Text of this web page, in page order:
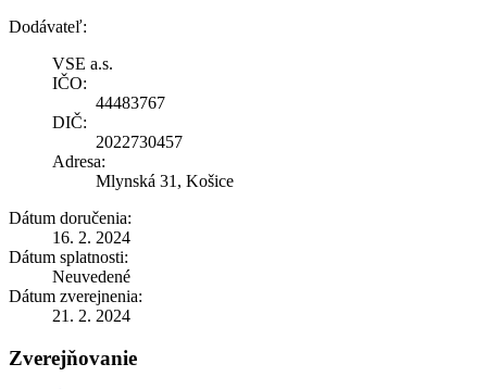
Dodávateľ:
VSE a.s.
IČO:
44483767
DIČ:
2022730457
Adresa:
Mlynská 31, Košice
Dátum doručenia:
16. 2. 2024
Dátum splatnosti:
Neuvedené
Dátum zverejnenia:
21. 2. 2024
Zverejňovanie